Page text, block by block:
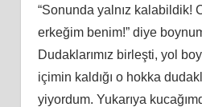
“Sonunda yalnız kalabildik!
erkeğim benim!” diye
Dudaklarımız birleşti, yol
içimin kaldığı o hokka
yiyordum. Yukarıya